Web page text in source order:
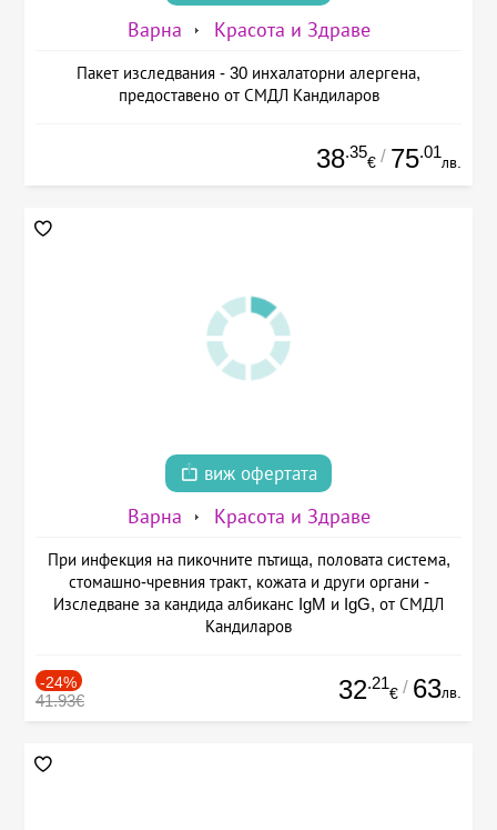
Варна Красота и Здраве
Пакет изследвания - 30 инхалаторни алергена,
предоставено от СМДЛ Кандиларов
38.35
€ / 75.01
лв.
виж офертата
Варна Красота и Здраве
При инфекция на пикочните пътища, половата система,
стомашно-чревния тракт, кожата и други органи -
Изследване за кандида албиканс IgM и IgG, от СМДЛ
Кандиларов
-24%
41.93€ 32.21
€ / 63лв.